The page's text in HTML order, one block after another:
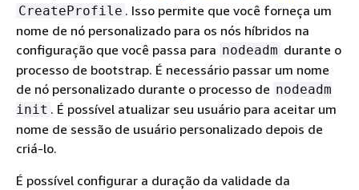
CreateProfile . Isso permite que você forneça um
nome de nó personalizado para os nós híbridos na
configuração que você passa para nodeadm durante o
processo de bootstrap. É necessário passar um nome
de nó personalizado durante o processo de nodeadm
init . É possível atualizar seu usuário para aceitar um
nome de sessão de usuário personalizado depois de
criá-lo.
É possível configurar a duração da validade da